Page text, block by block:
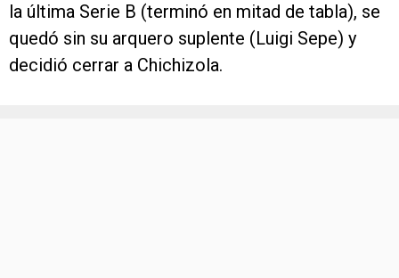
la última Serie B (terminó en mitad de tabla), se
quedó sin su arquero suplente (Luigi Sepe) y
decidió cerrar a Chichizola.